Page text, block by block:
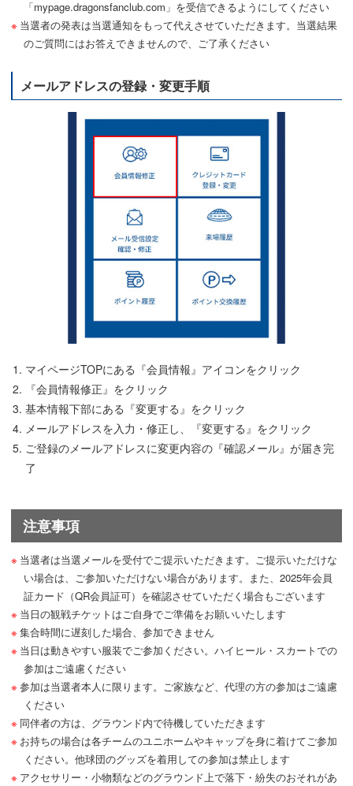
「mypage.dragonsfanclub.com」を受信できるようにしてください
当選者の発表は当選通知をもって代えさせていただきます。当選結果
のご質問にはお答えできませんので、ご了承ください
メールアドレスの登録・変更手順
マイページTOPにある『会員情報』アイコンをクリック
『会員情報修正』をクリック
基本情報下部にある『変更する』をクリック
メールアドレスを入力・修正し、『変更する』をクリック
ご登録のメールアドレスに変更内容の『確認メール』が届き完
了
注意事項
当選者は当選メールを受付でご提示いただきます。ご提示いただけな
い場合は、ご参加いただけない場合があります。また、2025年会員
証カード（QR会員証可）を確認させていただく場合もございます
当日の観戦チケットはご自身でご準備をお願いいたします
集合時間に遅刻した場合、参加できません
当日は動きやすい服装でご参加ください。ハイヒール・スカートでの
参加はご遠慮ください
参加は当選者本人に限ります。ご家族など、代理の方の参加はご遠慮
ください
同伴者の方は、グラウンド内で待機していただきます
お持ちの場合は各チームのユニホームやキャップを身に着けてご参加
ください。他球団のグッズを着用しての参加は禁止します
アクセサリー・小物類などのグラウンド上で落下・紛失のおそれがあ